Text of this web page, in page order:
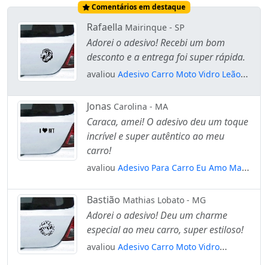
Comentários em destaque
Rafaella Mairinque - SP
Adorei o adesivo! Recebi um bom
desconto e a entrega foi super rápida.
avaliou Adesivo Carro Moto Vidro Leão
Jonas Carolina - MA
Caraca, amei! O adesivo deu um toque
incrível e super autêntico ao meu
carro!
avaliou Adesivo Para Carro Eu Amo Mato
Bastião Mathias Lobato - MG
Adorei o adesivo! Deu um charme
especial ao meu carro, super estiloso!
avaliou Adesivo Carro Moto Vidro